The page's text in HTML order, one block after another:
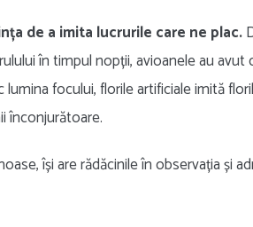
de a imita lucrurile care ne plac.
în timpul nopții, avioanele au avut
focului, florile artificiale imită
înconjurătoare.
își are rădăcinile în observația și